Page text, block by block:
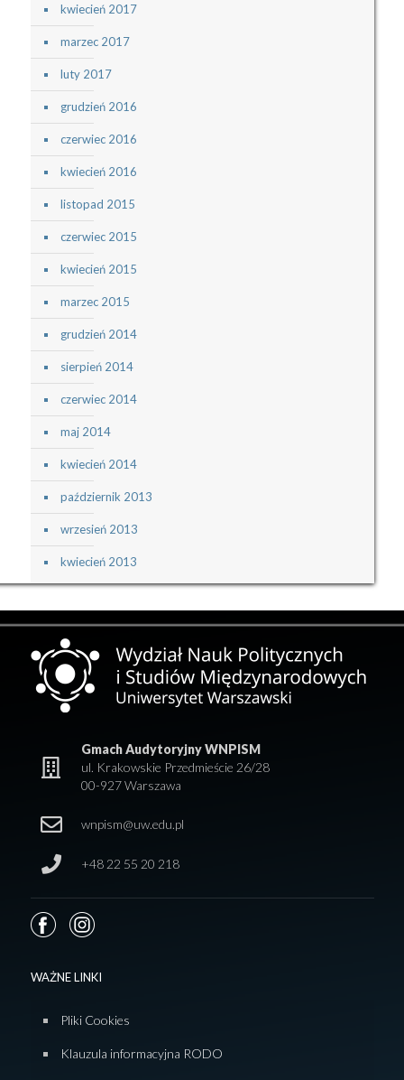
kwiecień 2017
marzec 2017
luty 2017
grudzień 2016
czerwiec 2016
kwiecień 2016
listopad 2015
czerwiec 2015
kwiecień 2015
marzec 2015
grudzień 2014
sierpień 2014
czerwiec 2014
maj 2014
kwiecień 2014
październik 2013
wrzesień 2013
kwiecień 2013
Gmach Audytoryjny WNPISM
ul. Krakowskie Przedmieście 26/28
00-927 Warszawa
wnpism@uw.edu.pl
+48 22 55 20 218
WAŻNE LINKI
Pliki Cookies
Klauzula informacyjna RODO